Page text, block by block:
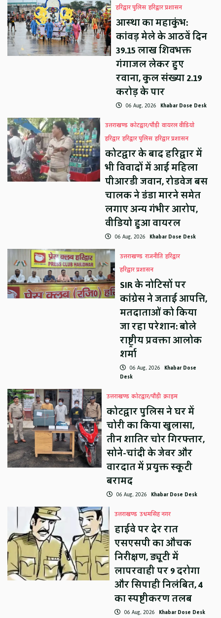
हरिद्वार पुलिस हरिद्वार प्रशासन
आस्था का महाकुंभ:
कांवड़ मेले के आठवें दिन
39.15 लाख शिवभक्त
गंगाजल लेकर हुए
रवाना, कुल संख्या 2.19
करोड़ के पार
06 Aug, 2026 Khabar Dose Desk
उत्तराखण्ड कोटद्वार/पौड़ी वायरल वीडियो
हरिद्वार हरिद्वार पुलिस हरिद्वार प्रशासन
कोटद्वार के बाद हरिद्वार में
भी विवादों में आई महिला
पीआरडी जवान, रोडवेज बस
चालक ने डंडा मारने समेत
लगाए अन्य गंभीर आरोप,
वीडियो हुआ वायरल
06 Aug, 2026 Khabar Dose Desk
उत्तराखण्ड राजनीति हरिद्वार
हरिद्वार प्रशासन
SIR के नोटिसों पर
कांग्रेस ने जताई आपत्ति,
मतदाताओं को किया
जा रहा परेशान: बोले
राष्ट्रीय प्रवक्ता आलोक
शर्मा
06 Aug, 2026 Khabar Dose
Desk
उत्तराखण्ड कोटद्वार/पौड़ी क्राइम
कोटद्वार पुलिस ने घर में
चोरी का किया खुलासा,
तीन शातिर चोर गिरफ्तार,
सोने-चांदी के जेवर और
वारदात में प्रयुक्त स्कूटी
बरामद
06 Aug, 2026 Khabar Dose Desk
उत्तराखण्ड उधमसिंह नगर
हाईवे पर देर रात
एसएसपी का औचक
निरीक्षण, ड्यूटी में
लापरवाही पर 9 दरोगा
और सिपाही निलंबित, 4
का स्पष्टीकरण तलब
06 Aug, 2026 Khabar Dose Desk